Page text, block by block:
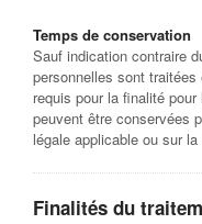
Temps de conservation
Sauf indication contraire
personnelles sont
requis pour la finalité
peuvent être conservées
légale applicable ou sur
Finalités du